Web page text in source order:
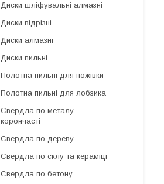
Диски шліфувальні алмазні
Диски відрізні
Диски алмазні
Диски пильні
Полотна пильні для ножівки
Полотна пильні для лобзика
Свердла по металу
корончасті
Свердла по дереву
Свердла по склу та кераміці
Свердла по бетону